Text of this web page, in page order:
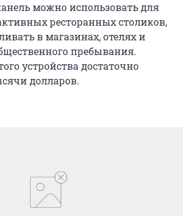
можно использовать для
ресторанных столиков,
в магазинах, отелях и
пребывания.
устройства достаточно
долларов.